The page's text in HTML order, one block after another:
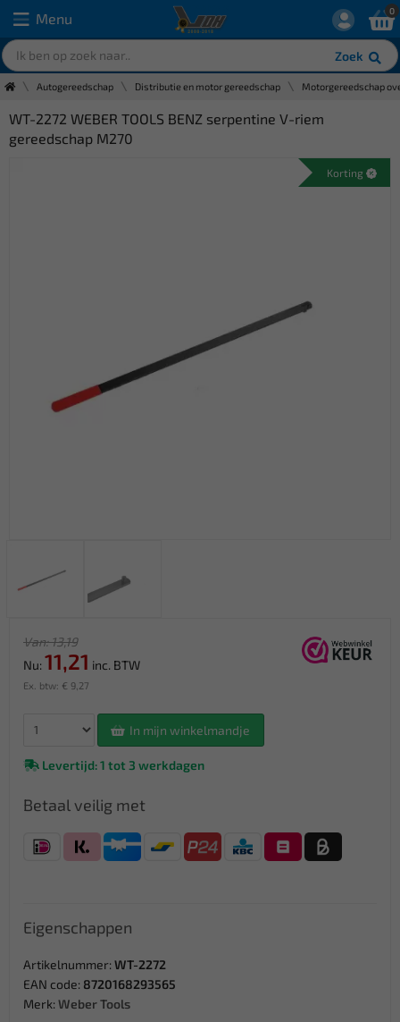
Menu
Zoek
0
Autogereedschap Distributie en motor gereedschap Motorgereedschap
WT-2272 WEBER TOOLS BENZ serpentine V-riem
gereedschap M270
Korting
Van: 13,19
Nu: 11,21 inc. BTW
Ex. btw: € 9,27
In mijn winkelmandje
Levertijd: 1 tot 3 werkdagen
Betaal veilig met
Eigenschappen
Artikelnummer: WT-2272
EAN code: 8720168293565
Merk: Weber Tools